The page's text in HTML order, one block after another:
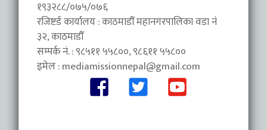
१९३२८८/०७५/०७६
रजिष्टर्ड कार्यालय : काठमाडौँ महानगरपालिका वडा नंं
३२, काठमाडौँ
सम्पर्क नं. : ९८५११ ५५८००, ९८६११ ५५८००
इमेल :mediamissionnepal@gmail.com